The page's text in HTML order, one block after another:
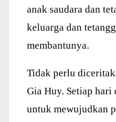
anak saudara dan
keluarga dan
membantunya.
Tidak perlu
Gia Huy. Setiap hari
untuk mewujudkan